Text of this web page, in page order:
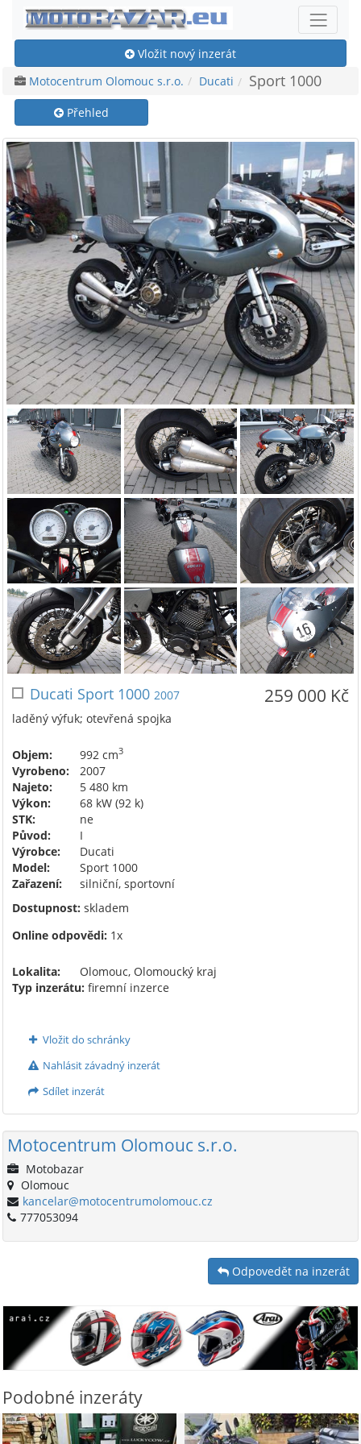
Vložit nový inzerát
Motocentrum Olomouc s.r.o.
Ducati Sport 1000
Přehled
259 000 Kč
Ducati Sport 1000 2007
laděný výfuk; otevřená spojka
Objem: 992 cm3
Vyrobeno:
2007
Najeto:
5 480 km
Výkon:
68 kW (92 k)
STK:
ne
Původ:
I
Výrobce:
Ducati
Model:
Sport 1000
Zařazení:
silniční, sportovní
Dostupnost: skladem
Online odpovědi: 1x
Lokalita:
Olomouc, Olomoucký kraj
Typ inzerátu: firemní inzerce
Vložit do schránky
Nahlásit závadný inzerát
Sdílet inzerát
Motocentrum Olomouc s.r.o.
Motobazar
Olomouc
kancelar@motocentrumolomouc.cz
777053094
Odpovedět na inzerát
Podobné inzeráty